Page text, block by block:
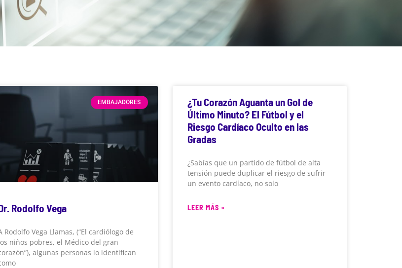
EMBAJADORES
Rodolfo Vega
Rodolfo Vega Llamas, (“El cardiólogo de
niños pobres, el Médico del gran
algunas personas lo identifican
¿Tu Corazón Aguanta un Gol de
Último Minuto? El Fútbol y el
Riesgo Cardíaco Oculto en las
Gradas
¿Sabías que un partido de fútbol de alta
tensión puede duplicar el riesgo de sufrir
un evento cardíaco, no solo
LEER MÁS »